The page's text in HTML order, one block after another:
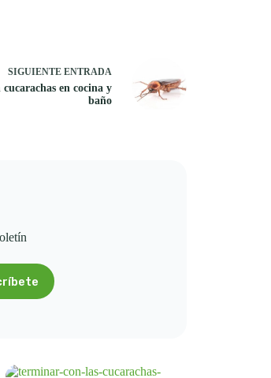
SIGUIENTE ENTRADA
en cocina y
baño